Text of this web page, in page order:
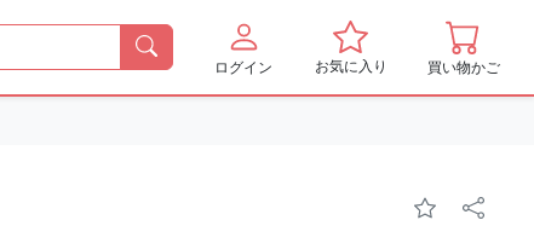
ログイン お気に入り 買い物かご